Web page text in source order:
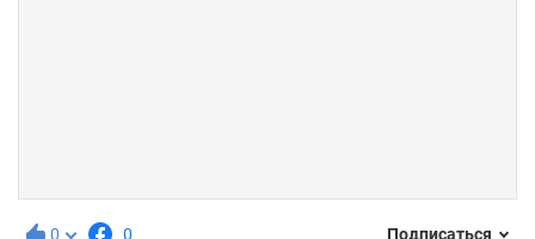
0 0 Подписаться